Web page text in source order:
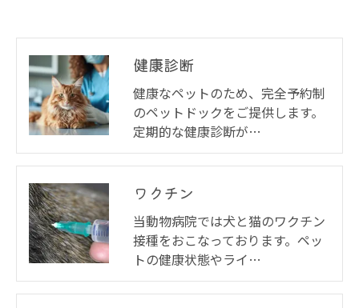
健康診断
健康なペットのため、完全予約制
のペットドックをご提供します。
定期的な健康診断が…
ワクチン
当動物病院では犬と猫のワクチン
接種をおこなっております。ペッ
トの健康状態やライ…